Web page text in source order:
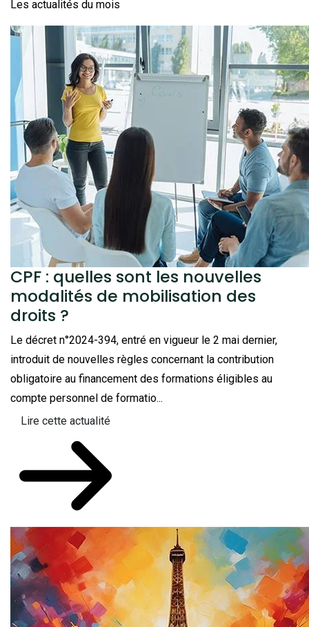
Les actualités du mois
CPF : quelles sont les nouvelles
modalités de mobilisation des
droits ?
Le décret n°2024-394, entré en vigueur le 2 mai dernier,
introduit de nouvelles règles concernant la contribution
obligatoire au financement des formations éligibles au
compte personnel de formatio...
Lire cette actualité